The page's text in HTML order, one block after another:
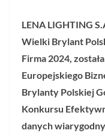
LENA LIGHTING
Wielki Brylant
Firma 2024,
Europejskiego
Brylanty Polskiej
Konkursu
danych